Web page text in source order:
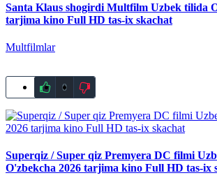
Santa Klaus shogirdi Multfilm Uzbek tilida
tarjima kino Full HD tas-ix skachat
Multfilmlar
0
Superqiz / Super qiz Premyera DC filmi
O'zbekcha 2026 tarjima kino Full HD tas-ix